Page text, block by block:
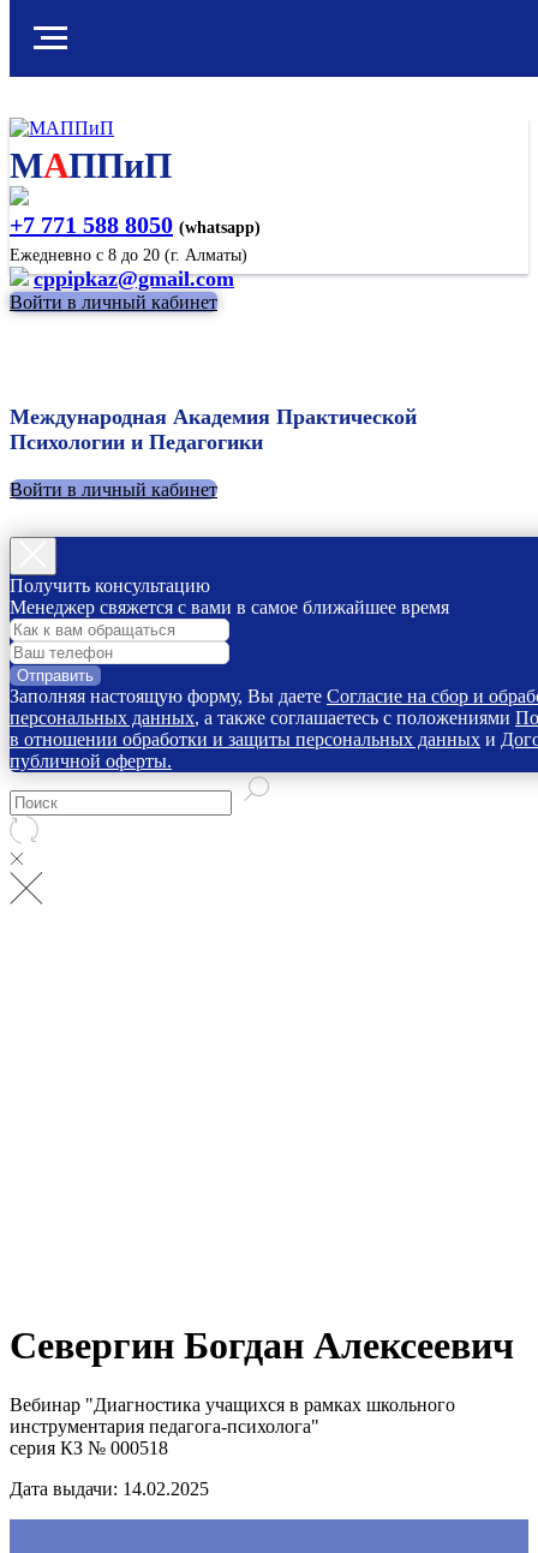
МАППиП
+7 771 588 8050 (whatsapp)
Ежедневно с 8 до 20 (г. Алматы)
cppipkaz@gmail.com
Войти в личный кабинет
Международная Академия Практической
Психологии и Педагогики
Войти в личный кабинет
Получить консультацию
Менеджер свяжется с вами в самое ближайшее время
Отправить
Заполняя настоящую форму, Вы даете Согласие на сбор и
персональных данных, а также соглашаетесь с положениями
в отношении обработки и защиты персональных данных и
публичной оферты.
Севергин Богдан Алексеевич
Вебинар "Диагностика учащихся в рамках школьного
инструментария педагога-психолога"
серия КЗ № 000518
Дата выдачи: 14.02.2025